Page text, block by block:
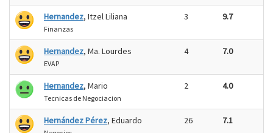
Hernandez, Itzel Liliana
Finanzas
3 9.7
Hernandez, Ma. Lourdes
EVAP
4 7.0
Hernandez, Mario
Tecnicas de Negociacion
2 4.0
Hernández Pérez, Eduardo 26 7.1